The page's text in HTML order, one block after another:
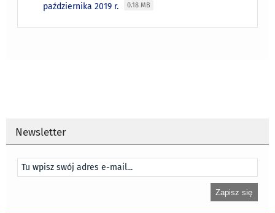
października 2019 r.
0.18 MB
Newsletter